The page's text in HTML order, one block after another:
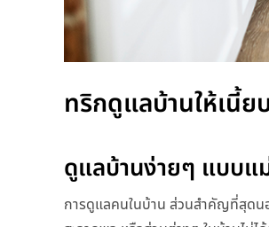
ทริกดูแลบ้านให้เนี้
ดูแลบ้านง่ายๆ แบบแ
การดูแลคนในบ้าน ส่วนสำคัญที่สุดนอ